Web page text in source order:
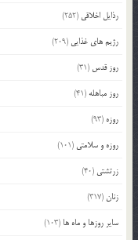
رذایل اخلاقی (252)
رژیم های غذایی (209)
روز قدس (31)
روز مباهله (41)
روزه (93)
روزه و سلامتی (101)
زرتشتی (40)
زنان(317)
سایر روزها و ماه ها (103)